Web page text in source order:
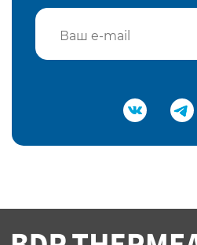
Подтвердить e-mail
Вы соглашаетесь с нашей